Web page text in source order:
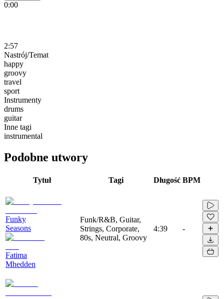
0:00
2:57
Nastrój/Temat
happy
groovy
travel
sport
Instrumenty
drums
guitar
Inne tagi
instrumental
Podobne utwory
Tytuł Tagi Długość BPM
Funky
Seasons
Fatima
Mhedden
Funk/R&B, Guitar,
Strings, Corporate,
80s, Neutral, Groovy
4:39 -